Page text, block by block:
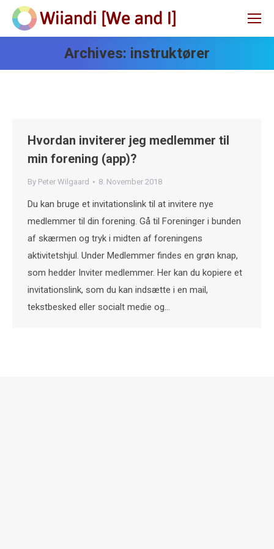
Archives: instruktører
Hvordan inviterer jeg medlemmer til
min forening (app)?
By Peter Wilgaard 8. November 2018
Du kan bruge et invitationslink til at invitere nye
medlemmer til din forening. Gå til Foreninger i bunden
af skærmen og tryk i midten af foreningens
aktivitetshjul. Under Medlemmer findes en grøn knap,
som hedder Inviter medlemmer. Her kan du kopiere et
invitationslink, som du kan indsætte i en mail,
tekstbesked eller socialt medie og…